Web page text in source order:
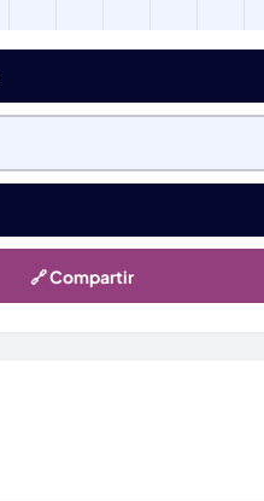
🔗 Compartir